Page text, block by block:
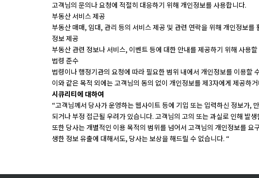
고객님의 문의나 요청에 적절히 대응하기 위해 개인정보를 사용합니다.
부동산 서비스 제공
부동산 매매, 임대, 관리 등의 서비스 제공 및 관련 연락을 위해 개인정보를
정보 제공
부동산 관련 정보나 서비스, 이벤트 등에 대한 안내를 제공하기 위해 사용
법령 준수
법령이나 행정기관의 요청에 따라 필요한 범위 내에서 개인정보를 이용할
이와 같은 목적 외에는 고객님의 동의 없이 개인정보를 제3자에게 제공하
시큐리티에 대하여
“고객님께서 당사가 운영하는 웹사이트 등에 기입 또는 입력하신 정보가,
되거나 부정 접근될 우려가 있습니다. 고객님의 고의 또는 과실로 인해 발
또한 당사는 개별적인 이용 목적의 범위를 넘어서 고객님의 개인정보를
생한 정보 유출에 대해서도, 당사는 보상을 해드릴 수 없습니다. “